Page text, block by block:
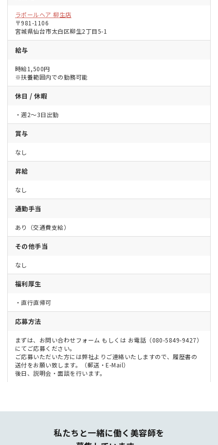
ラポールヘア 柳生店
〒981-1106
宮城県仙台市太白区柳生2丁目5-1
給与
時給1,500円
※扶養範囲内での勤務可能
休日 / 休暇
・週2～3日出勤
賞与
なし
昇給
なし
通勤手当
あり（交通費支給）
その他手当
なし
福利厚生
・直行直帰可
応募方法
まずは、お問い合わせフォーム もしくは お電話（080-5849-9427）
にてご応募ください。
ご応募いただいた方には弊社よりご連絡いたしますので、履歴書の
送付をお願い致します。（郵送・E-Mail）
後日、説明会・面談を行います。
私たちと一緒に働く美容師を